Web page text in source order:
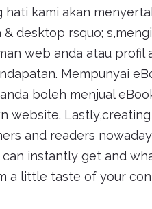
hati kami akan
desktop rsquo;
web anda atau profil
Mempunyai
boleh menjual
website.
and readers
instantly get and
a little taste of your